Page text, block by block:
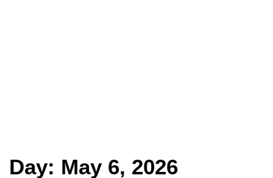
Day: May 6, 2026